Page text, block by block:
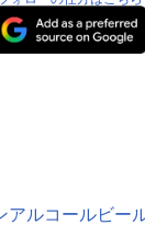
アルコールビー